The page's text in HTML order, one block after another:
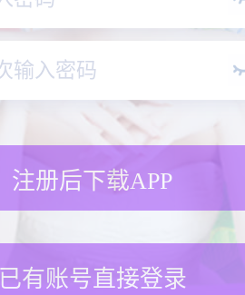
注册后下载APP
已有账号直接登录